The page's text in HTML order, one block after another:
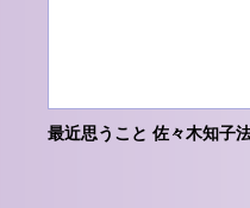
最近思うこと 佐々木知子